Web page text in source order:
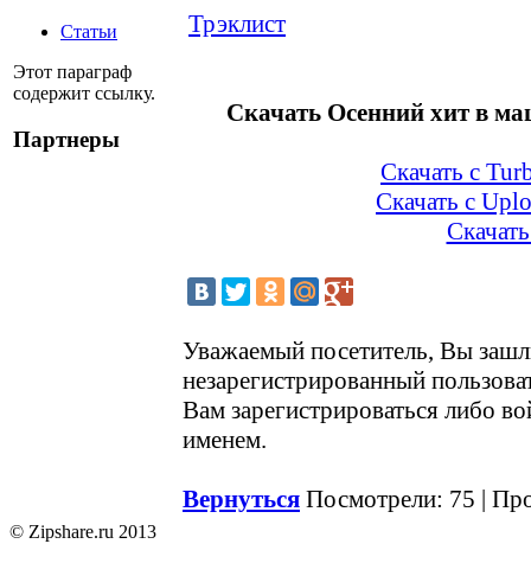
Статьи
Этот параграф
содержит ссылку.
Партнеры
Трэклист
Скачать Осенний хит в
Скачать с
Скачать с
Уважаемый посетитель, Вы
незарегистрированный
Вам зарегистрироваться либо
именем.
Вернуться Посмотрели: 75 |
© Zipshare.ru 2013